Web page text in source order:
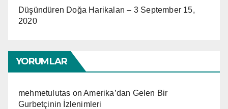
Düşündüren Doğa Harikaları – 3 September 15,
2020
YORUMLAR
mehmetulutas onAmerika’dan Gelen Bir
Gurbetçinin İzlenimleri